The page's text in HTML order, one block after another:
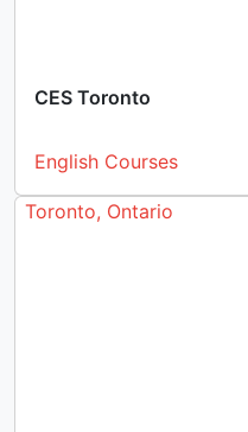
CES Toronto
English Courses
Toronto, Ontario